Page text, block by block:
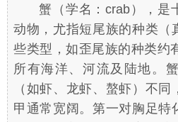
蟹（学名：crab），是
动物，尤指短尾族的种类（
些类型，如歪尾族的种类约
所有海洋、河流及陆地。
（如虾、龙虾、螯虾）不
甲通常宽阔。第一对胸足特